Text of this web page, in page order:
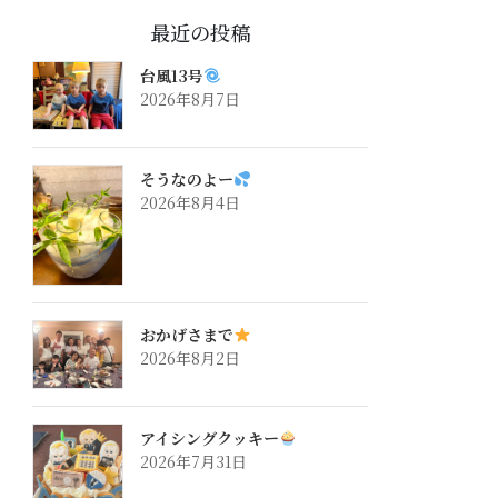
最近の投稿
台風13号
2026年8月7日
そうなのよー
2026年8月4日
おかげさまで
2026年8月2日
アイシングクッキー
2026年7月31日